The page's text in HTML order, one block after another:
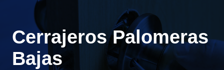
Cerrajeros Palomeras
Bajas